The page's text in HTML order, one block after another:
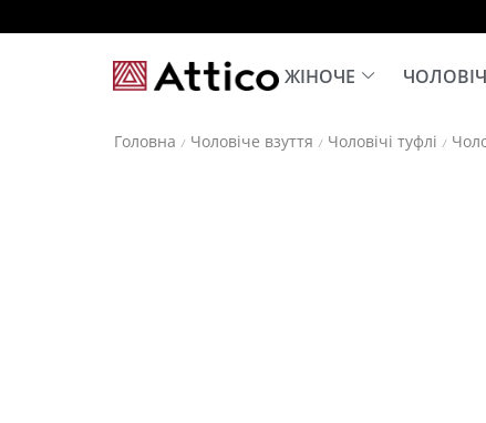
ЖІНОЧЕ
Головна / Чоловіче взуття / Чоловічі туфлі /